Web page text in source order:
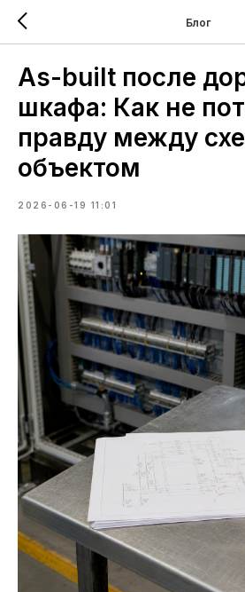
Блог
As-built после
шкафа: Как не
правду между
объектом
2026-06-19 11:01